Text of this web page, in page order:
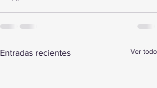
Entradas recientes Ver todo